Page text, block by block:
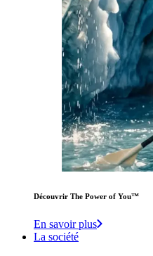
Découvrir The Power of You™️
En savoir plus
La société